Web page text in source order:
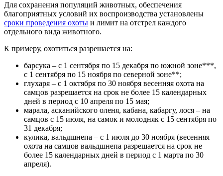
Для сохранения популяций животных, обеспечения
благоприятных условий их воспроизводства установлены
сроки проведения охоты и лимит на отстрел каждого
отдельного вида животного.
К примеру, охотиться разрешается на:
барсука – с 1 сентября по 15 декабря по южной зоне***,
с 1 сентября по 15 ноября по северной зоне**;
глухаря – с 1 октября по 30 ноября весенняя охота на
самцов разрешается на срок не более 15 календарных
дней в период с 10 апреля по 15 мая;
марала, асканийского оленя, кабана, кабаргу, лося – на
самцов с 15 июля, на самок и молодняк с 15 сентября по
31 декабря;
кулика, вальдшнепа – с 1 июля до 30 ноября (весенняя
охота на самцов вальдшнепа разрешается на срок не
более 15 календарных дней в период с 1 марта по 30
апреля).